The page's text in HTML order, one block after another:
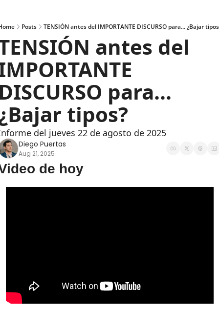
Posts TENSIÓN antes del IMPORTANTE DISCURSO para... ¿Bajar
antes del
para...
tipos?
del jueves 22 de agosto de 2025
Diego Puertas
Aug 21, 2025
de hoy